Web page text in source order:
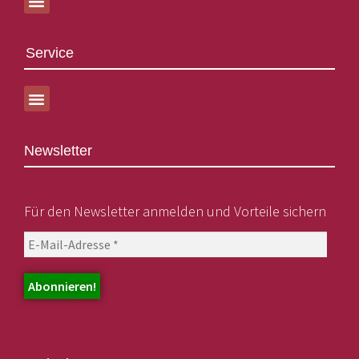
Service
Newsletter
Für den Newsletter anmelden und Vorteile sichern